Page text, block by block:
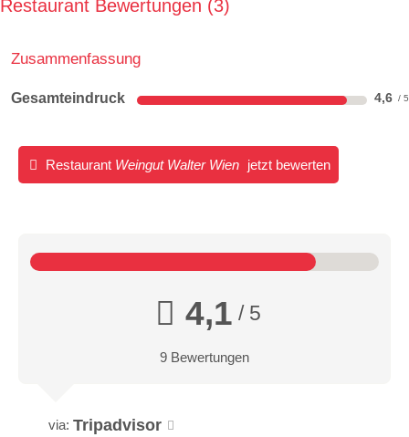
Restaurant Bewertungen 3
Zusammenfassung
Gesamteindruck 4,6
Restaurant Weingut Walter Wien jetzt bewerten
4,1 / 5
9 Bewertungen
via: Tripadvisor